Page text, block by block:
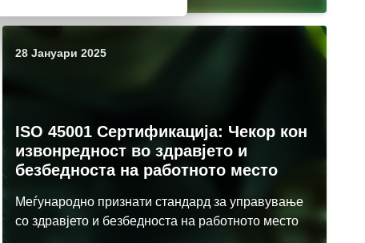
28 Јануари 2025
ISO 45001 Сертификација: Чекор кон
извонредност во здравјето и
безбедноста на работното место
Меѓународно признати стандард за управување
со здравјето и безбедноста на работното место